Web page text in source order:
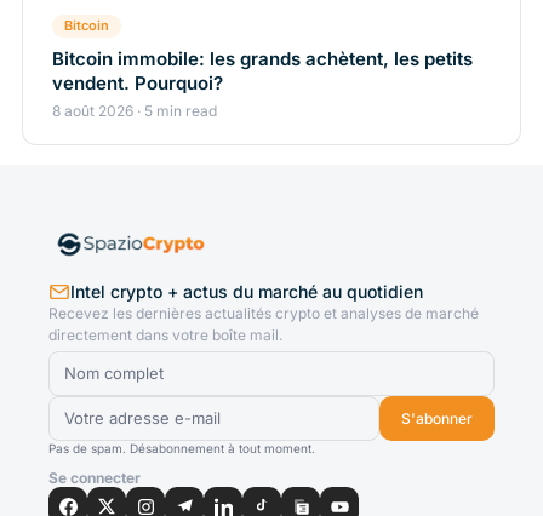
Bitcoin
Bitcoin immobile: les grands achètent, les petits
vendent. Pourquoi?
8 août 2026 · 5 min read
Intel crypto + actus du marché au quotidien
Recevez les dernières actualités crypto et analyses de marché
directement dans votre boîte mail.
S'abonner
Pas de spam. Désabonnement à tout moment.
Se connecter